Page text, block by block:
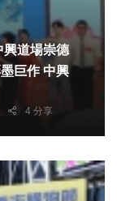
興道場崇德
巨作 中興
4 分享